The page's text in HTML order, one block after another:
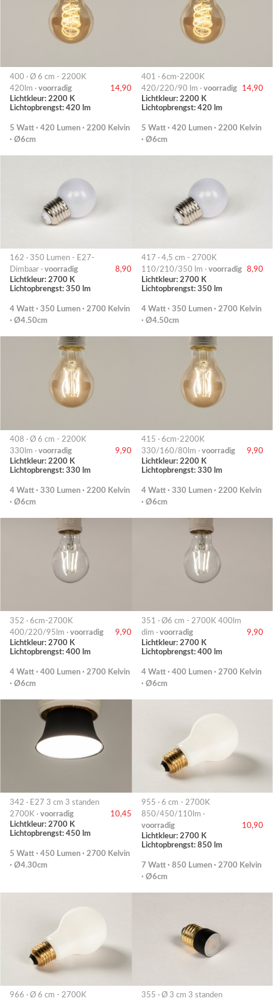
400 · Ø 6 cm - 2200K
420lm · voorradig
14,90
Lichtkleur: 2200 K
Lichtopbrengst: 420 lm
5 Watt · 420 Lumen · 2200 Kelvin
· Ø6cm
401 · 6cm-2200K
420/220/90 lm · voorradig
14,90
Lichtkleur: 2200 K
Lichtopbrengst: 420 lm
5 Watt · 420 Lumen · 2200 Kelvin
· Ø6cm
162 · 350 Lumen - E27-
Dimbaar · voorradig
8,90
Lichtkleur: 2700 K
Lichtopbrengst: 350 lm
4 Watt · 350 Lumen · 2700 Kelvin
· Ø4.50cm
417 · 4,5 cm - 2700K
110/210/350 lm · voorradig
8,90
Lichtkleur: 2700 K
Lichtopbrengst: 350 lm
4 Watt · 350 Lumen · 2700 Kelvin
· Ø4.50cm
408 · Ø 6 cm - 2200K
330lm · voorradig
9,90
Lichtkleur: 2200 K
Lichtopbrengst: 330 lm
4 Watt · 330 Lumen · 2200 Kelvin
· Ø6cm
415 · 6cm-2200K
330/160/80lm · voorradig
9,90
Lichtkleur: 2200 K
Lichtopbrengst: 330 lm
4 Watt · 330 Lumen · 2200 Kelvin
· Ø6cm
352 · 6cm-2700K
400/220/95lm · voorradig
9,90
Lichtkleur: 2700 K
Lichtopbrengst: 400 lm
4 Watt · 400 Lumen · 2700 Kelvin
· Ø6cm
351 · Ø6 cm - 2700K 400lm
dim · voorradig
9,90
Lichtkleur: 2700 K
Lichtopbrengst: 400 lm
4 Watt · 400 Lumen · 2700 Kelvin
· Ø6cm
342 · E27 3 cm 3 standen
2700K · voorradig
10,45
Lichtkleur: 2700 K
Lichtopbrengst: 450 lm
5 Watt · 450 Lumen · 2700 Kelvin
· Ø4.30cm
955 · 6 cm - 2700K
850/450/110lm ·
voorradig
10,90
Lichtkleur: 2700 K
Lichtopbrengst: 850 lm
7 Watt · 850 Lumen · 2700 Kelvin
· Ø6cm
966 · Ø 6 cm - 2700K
355 · Ø 3 cm 3 standen